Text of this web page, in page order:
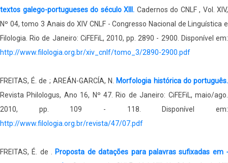
textos galego-portugueses do século XIII. Cadernos do CNLF , Vol. XIV,
Nº 04, tomo 3 Anais do XIV CNLF - Congresso Nacional de Linguística e
Filologia. Rio de Janeiro: CiFEFiL, 2010, pp. 2890 - 2900. Disponível em:
http://www.filologia.org.br/xiv_cnlf/tomo_3/2890-2900.pdf
FREITAS, É. de ; AREÁN-GARCÍA, N.
Morfologia histórica do português.
Revista Philologus, Ano 16, Nº 47. Rio de Janeiro: CiFEFiL, maio/ago.
2010, pp. 109 - 118. Disponível em:
http://www.filologia.org.br/revista/47/07.pdf
FREITAS, É. de . Proposta de datações para palavras sufixadas em -